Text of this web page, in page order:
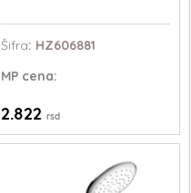
Šifra: HZ606881
MPcena:
2.822 rsd